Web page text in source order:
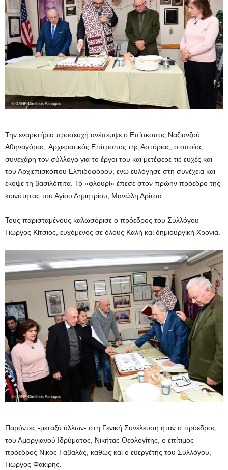
Την εναρκτήρια προσευχή ανέπεμψε ο Επίσκοπος Ναζιανζού
Αθηναγόρας, Αρχιερατικός Επίτροπος της Αστόριας, ο οποίος
συνεχάρη τον σύλλογο για το έργοι του και μετέφερε τις ευχές και
του Αρχιεπισκόπου Ελπιδοφόρου, ενώ ευλόγησε στη συνέχεια και
έκοψε τη βασιλόπιτα. Το «φλουρί» έπεσε στον πρώην πρόεδρο της
κοινότητας του Αγίου Δημητρίου, Μανώλη Δρίτσα.
Τους παρισταμένους καλωσόρισε ο πρόεδρος του Συλλόγου
Γιώργος Κίτσιος, ευχόμενος σε όλους Καλή και δημιουργική Χρονιά.
Παρόντες -μεταξύ άλλων- στη Γενική Συνέλευση ήταν ο πρόεδρος
του Αμοργιανού Ιδρύματος, Νικήτας Θεολογίτης, ο επίτιμος
πρόεδρος Νίκος Γαβαλάς, καθώς και ο ευεργέτης του Συλλόγου,
Γιώργος Φακίρης.